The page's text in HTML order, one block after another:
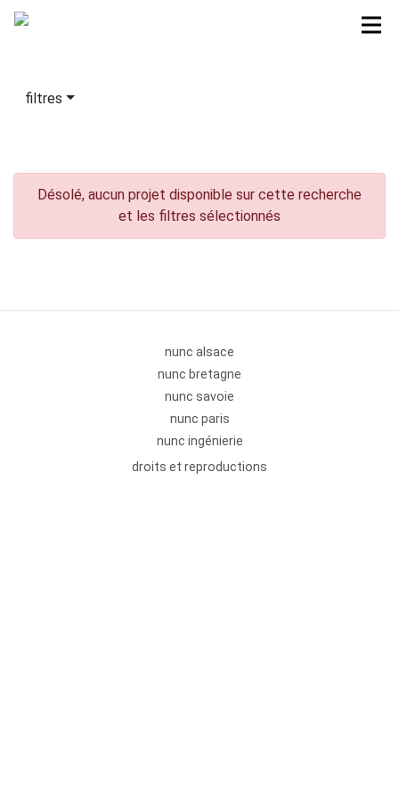
filtres
Désolé, aucun projet disponible sur cette recherche
et les filtres sélectionnés
nunc alsace
nunc bretagne
nunc savoie
nunc paris
nunc ingénierie
droits et reproductions